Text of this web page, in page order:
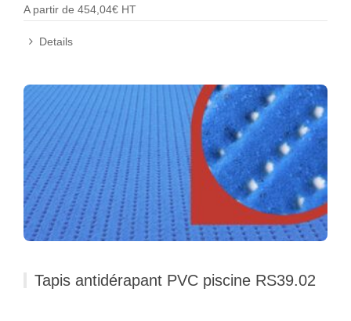
A partir de 454,04€ HT
Details
Tapis antidérapant PVC piscine RS39.02